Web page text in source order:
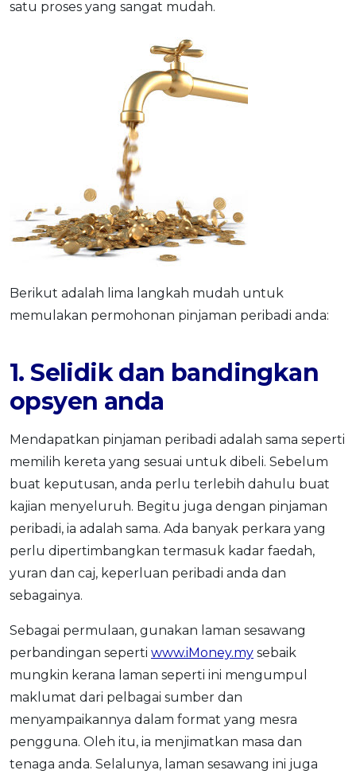
OCBC - Your Gift, Your Choice
Pengurusan Kewangan
Pinjaman Perumahan
Pinjaman Kereta
Gaya Hidup
Promo RHB Bank Credit Card
satu proses yang sangat mudah.
Berikut adalah lima langkah mudah untuk
memulakan permohonan pinjaman peribadi anda:
1. Selidik dan bandingkan
opsyen anda
Mendapatkan pinjaman peribadi adalah sama seperti
memilih kereta yang sesuai untuk dibeli. Sebelum
buat keputusan, anda perlu terlebih dahulu buat
kajian menyeluruh. Begitu juga dengan pinjaman
peribadi, ia adalah sama. Ada banyak perkara yang
perlu dipertimbangkan termasuk kadar faedah,
yuran dan caj, keperluan peribadi anda dan
sebagainya.
Sebagai permulaan, gunakan laman sesawang
perbandingan seperti www.iMoney.my sebaik
mungkin kerana laman seperti ini mengumpul
maklumat dari pelbagai sumber dan
menyampaikannya dalam format yang mesra
pengguna. Oleh itu, ia menjimatkan masa dan
tenaga anda. Selalunya, laman sesawang ini juga